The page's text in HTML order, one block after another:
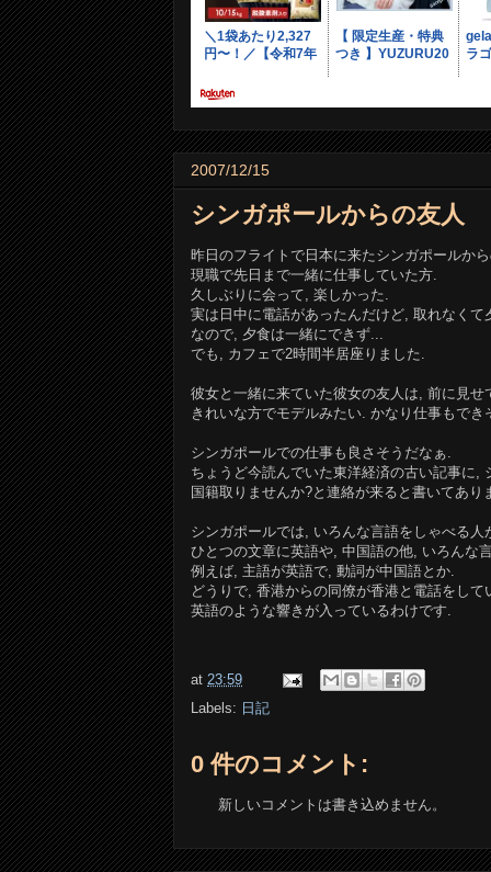
2007/12/15
シンガポールからの友人
昨日のフライトで日本に来たシンガポールか
現職で先日まで一緒に仕事していた方.
久しぶりに会って, 楽しかった.
実は日中に電話があったんだけど, 取れなく
なので, 夕食は一緒にできず...
でも, カフェで2時間半居座りました.
彼女と一緒に来ていた彼女の友人は, 前に見せ
きれいな方でモデルみたい. かなり仕事もでき
シンガポールでの仕事も良さそうだなぁ.
ちょうど今読んでいた東洋経済の古い記事に,
国籍取りませんか?と連絡が来ると書いてあり
シンガポールでは, いろんな言語をしゃべる
ひとつの文章に英語や, 中国語の他, いろんな
例えば, 主語が英語で, 動詞が中国語とか.
どうりで, 香港からの同僚が香港と電話をし
英語のような響きが入っているわけです.
at 23:59
Labels: 日記
0 件のコメント:
新しいコメントは書き込めません。